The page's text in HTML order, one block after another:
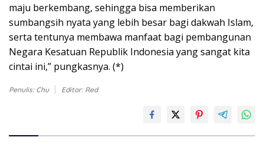
maju berkembang, sehingga bisa memberikan
sumbangsih nyata yang lebih besar bagi dakwah Islam,
serta tentunya membawa manfaat bagi pembangunan
Negara Kesatuan Republik Indonesia yang sangat kita
cintai ini,” pungkasnya. (*)
Penulis: Chu Editor: Red